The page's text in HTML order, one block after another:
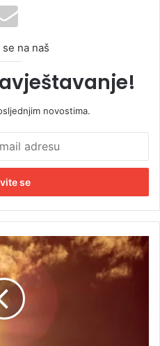
na naš
novostima.